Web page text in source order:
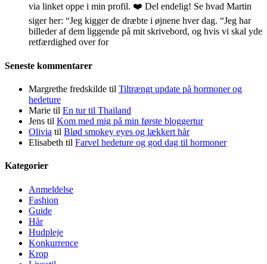
via linket oppe i min profil. ❤️ Del endelig! Se hvad Martin
siger her: “Jeg kigger de dræbte i øjnene hver dag. “Jeg har
billeder af dem liggende på mit skrivebord, og hvis vi skal yde
retfærdighed over for
Seneste kommentarer
Margrethe fredskilde til Tiltrængt update på hormoner og
hedeture
Marie til En tur til Thailand
Jens til Kom med mig på min første bloggertur
Olivia til Blød smokey eyes og lækkert hår
Elisabeth til Farvel hedeture og god dag til hormoner
Kategorier
Anmeldelse
Fashion
Guide
Hår
Hudpleje
Konkurrence
Krop